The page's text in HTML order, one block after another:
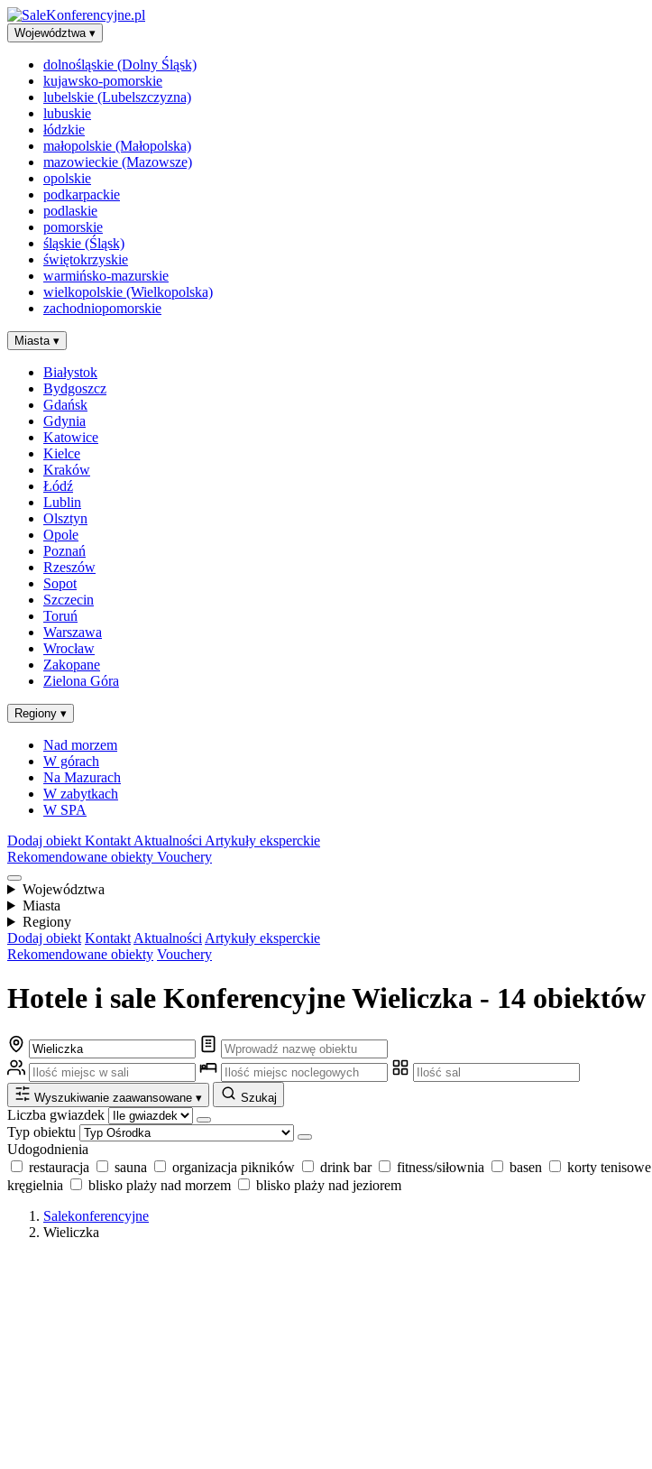
Województwa ▾
dolnośląskie (Dolny Śląsk)
kujawsko-pomorskie
lubelskie (Lubelszczyzna)
lubuskie
łódzkie
małopolskie (Małopolska)
mazowieckie (Mazowsze)
opolskie
podkarpackie
podlaskie
pomorskie
śląskie (Śląsk)
świętokrzyskie
warmińsko-mazurskie
wielkopolskie (Wielkopolska)
zachodniopomorskie
Miasta ▾
Białystok
Bydgoszcz
Gdańsk
Gdynia
Katowice
Kielce
Kraków
Łódź
Lublin
Olsztyn
Opole
Poznań
Rzeszów
Sopot
Szczecin
Toruń
Warszawa
Wrocław
Zakopane
Zielona Góra
Regiony ▾
Nad morzem
W górach
Na Mazurach
W zabytkach
W SPA
Dodaj obiekt Kontakt Aktualności Artykuły eksperckie
Rekomendowane obiekty Vouchery
Województwa
Miasta
Regiony
Dodaj obiekt Kontakt Aktualności Artykuły eksperckie
Rekomendowane obiekty Vouchery
Hotele i sale Konferencyjne Wieliczka - 14 obiektów
Wyszukiwanie zaawansowane ▾ Szukaj
Liczba gwiazdek
Typ obiektu
Udogodnienia
restauracja
sauna organizacja pikników drink bar fitness/siłownia basen korty tenisowe
kręgielnia
blisko plaży nad morzem
blisko plaży nad jeziorem
Salekonferencyjne
Wieliczka